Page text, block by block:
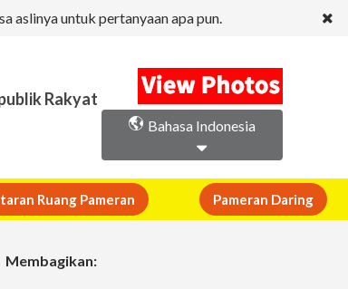
aslinya untuk pertanyaan apa pun.
Rakyat
Bahasa Indonesia
Ruang Pameran Pameran Daring
Membagikan: